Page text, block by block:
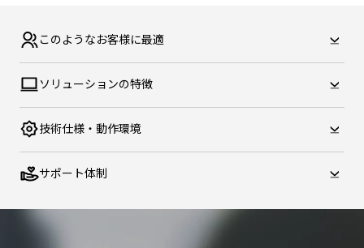
このようなお客様に最適
ソリューションの特徴
技術仕様・ 動作環境
サポート体制